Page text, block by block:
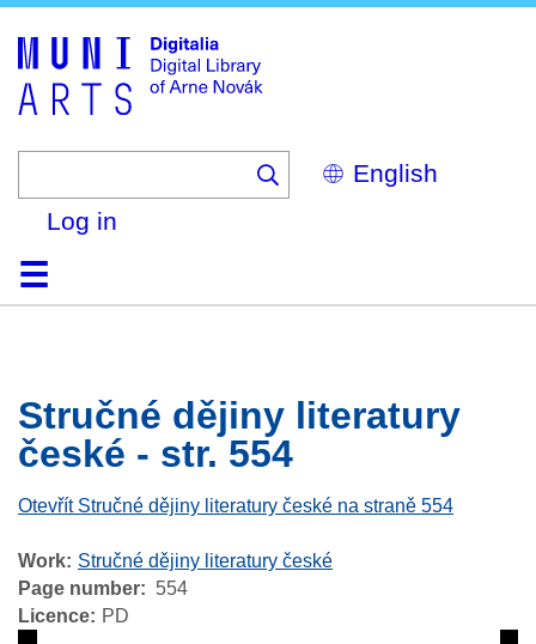
Select
your
Log in
HomeBrowse
Search
About
HelpContactDigitalia
Stručné dějiny literatury
české - str. 554
Otevřít Stručné dějiny literatury české na straně 554
Work
Stručné dějiny literatury české
Page number
554
Licence
PD